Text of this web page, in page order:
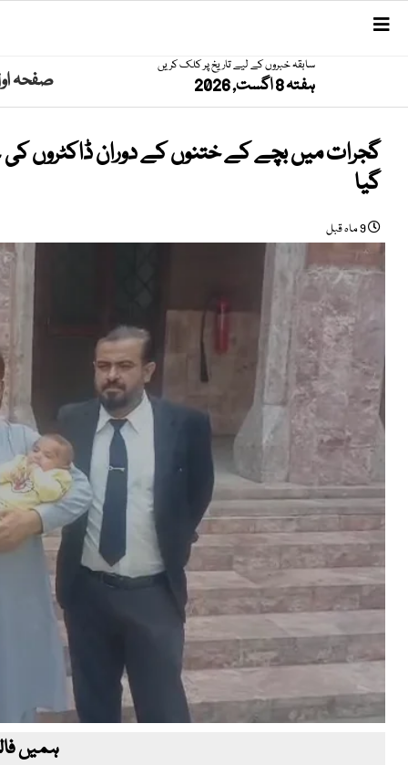
سابقہ خبروں کے لیے تاریخ پر کلک کریں
ہفتہ 8 اگست, 2026 صفحہ
گجرات میں بچے کے ختنوں کے دوران ڈاکٹروں کی
گیا
9 ماہ قبل
ہمیں